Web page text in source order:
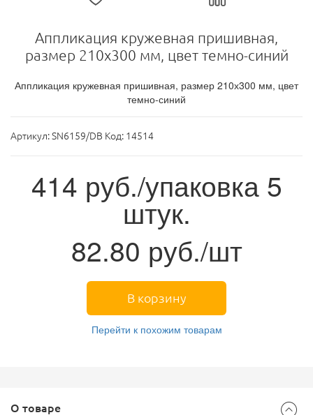
Аппликация кружевная пришивная,
размер 210х300 мм, цвет темно-синий
Аппликация кружевная пришивная, размер 210х300 мм, цвет
темно-синий
Артикул:SN6159/DB Код: 14514
414 руб./упаковка 5
штук.
82.80 руб./шт
В корзину
Перейти к похожим товарам
О товаре